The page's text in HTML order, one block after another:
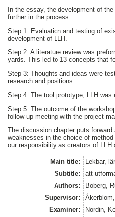
In the essay, the development of
further in the process.
Step 1: Evaluation and testing of
development of LLH.
Step 2: A literature review was
yards. This led to 13 concepts that
Step 3: Thoughts and ideas were
research and positions.
Step 4: The tool prototype, LLH was
Step 5: The outcome of the
follow-up meeting with the project
The discussion chapter puts
weaknesses in the choice of
our responsibility as creators of LLH
Main title:
Lekbar,
Subtitle:
att
Authors:
Boberg,
Supervisor:
Examiner:
Nordin,